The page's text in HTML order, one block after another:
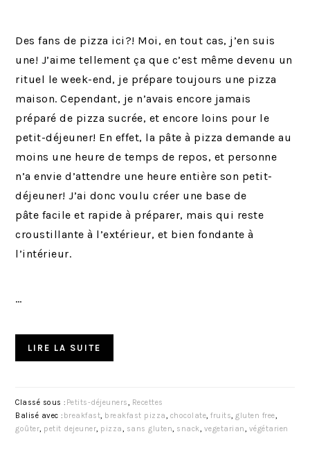
Des fans de pizza ici?! Moi, en tout cas, j’en suis
une! J’aime tellement ça que c’est même devenu un
rituel le week-end, je prépare toujours une pizza
maison. Cependant, je n’avais encore jamais
préparé de pizza sucrée, et encore loins pour le
petit-déjeuner! En effet, la pâte à pizza demande au
moins une heure de temps de repos, et personne
n’a envie d’attendre une heure entière son petit-
déjeuner! J’ai donc voulu créer une base de
pâte facile et rapide à préparer, mais qui reste
croustillante à l’extérieur, et bien fondante à
l’intérieur.
…
LIRE LA SUITE
Classé sous : Petits-déjeuners, Recettes
Balisé avec : breakfast, breakfast pizza, chocolate,fruits,gluten free,
goûter, petit dejeuner, pizza, sans gluten, snack, vegetarian, végétarien